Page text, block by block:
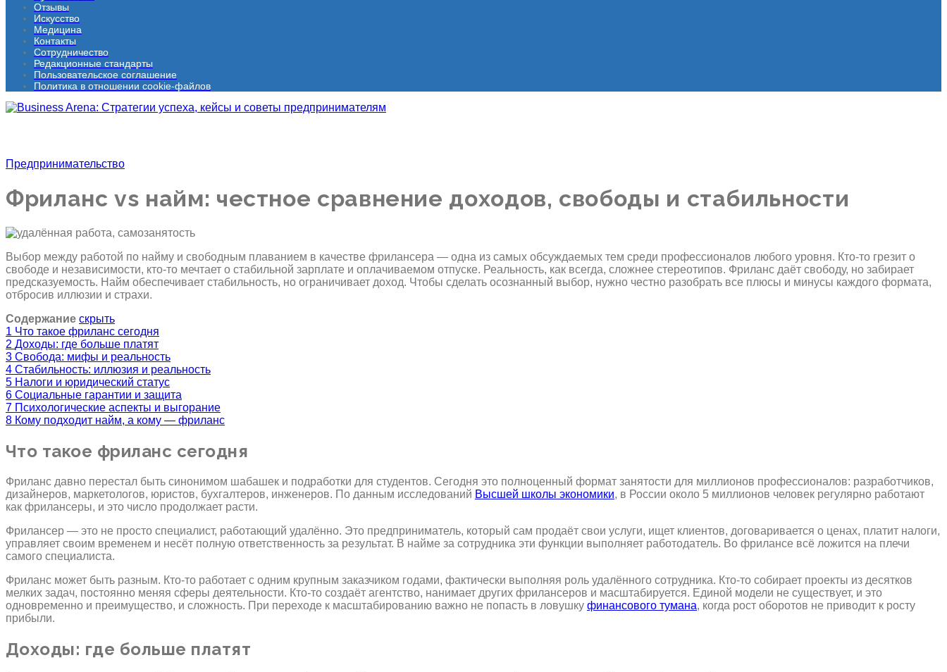
Отзывы
Искусство
Медицина
Контакты
Сотрудничество
Редакционные стандарты
Пользовательское соглашение
Политика в отношении cookie-файлов
Предпринимательство
Фриланс vs найм: честное сравнение доходов, свободы и стабильности
Выбор между работой по найму и свободным плаванием в качестве фрилансера — одна из самых обсуждаемых тем среди профессионалов любого уровня. Кто-то грезит о
свободе и независимости, кто-то мечтает о стабильной зарплате и оплачиваемом отпуске. Реальность, как всегда, сложнее стереотипов. Фриланс даёт свободу, но забирает
предсказуемость. Найм обеспечивает стабильность, но ограничивает доход. Чтобы сделать осознанный выбор, нужно честно разобрать все плюсы и минусы каждого формата,
отбросив иллюзии и страхи.
Содержание скрыть
1 Что такое фриланс сегодня
2 Доходы: где больше платят
3 Свобода: мифы и реальность
4 Стабильность: иллюзия и реальность
5 Налоги и юридический статус
6 Социальные гарантии и защита
7 Психологические аспекты и выгорание
8 Кому подходит найм, а кому — фриланс
Что такое фриланс сегодня
Фриланс давно перестал быть синонимом шабашек и подработки для студентов. Сегодня это полноценный формат занятости для миллионов профессионалов: разработчиков,
дизайнеров, маркетологов, юристов, бухгалтеров, инженеров. По данным исследований Высшей школы экономики, в России около 5 миллионов человек регулярно работают
как фрилансеры, и это число продолжает расти.
Фрилансер — это не просто специалист, работающий удалённо. Это предприниматель, который сам продаёт свои услуги, ищет клиентов, договаривается о ценах, платит налоги,
управляет своим временем и несёт полную ответственность за результат. В найме за сотрудника эти функции выполняет работодатель. Во фрилансе всё ложится на плечи
самого специалиста.
Фриланс может быть разным. Кто-то работает с одним крупным заказчиком годами, фактически выполняя роль удалённого сотрудника. Кто-то собирает проекты из десятков
мелких задач, постоянно меняя сферы деятельности. Кто-то создаёт агентство, нанимает других фрилансеров и масштабируется. Единой модели не существует, и это
одновременно и преимущество, и сложность. При переходе к масштабированию важно не попасть в ловушку финансового тумана, когда рост оборотов не приводит к росту
прибыли.
Доходы: где больше платят